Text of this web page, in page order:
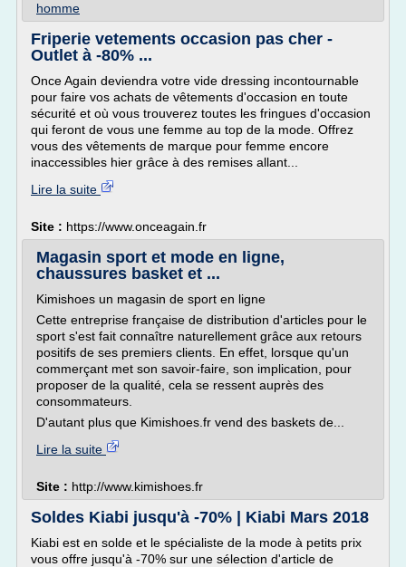
homme
Friperie vetements occasion pas cher -
Outlet à -80% ...
Once Again deviendra votre vide dressing incontournable
pour faire vos achats de vêtements d'occasion en toute
sécurité et où vous trouverez toutes les fringues d'occasion
qui feront de vous une femme au top de la mode. Offrez
vous des vêtements de marque pour femme encore
inaccessibles hier grâce à des remises allant...
Lire la suite
Site : https://www.onceagain.fr
Magasin sport et mode en ligne,
chaussures basket et ...
Kimishoes un magasin de sport en ligne
Cette entreprise française de distribution d'articles pour le
sport s'est fait connaître naturellement grâce aux retours
positifs de ses premiers clients. En effet, lorsque qu'un
commerçant met son savoir-faire, son implication, pour
proposer de la qualité, cela se ressent auprès des
consommateurs.
D'autant plus que Kimishoes.fr vend des baskets de...
Lire la suite
Site : http://www.kimishoes.fr
Soldes Kiabi jusqu'à -70% | Kiabi Mars 2018
Kiabi est en solde et le spécialiste de la mode à petits prix
vous offre jusqu'à -70% sur une sélection d'article de